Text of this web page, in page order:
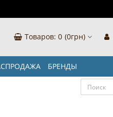
(0грн)
Товаров: 0
БРЕНДЫ